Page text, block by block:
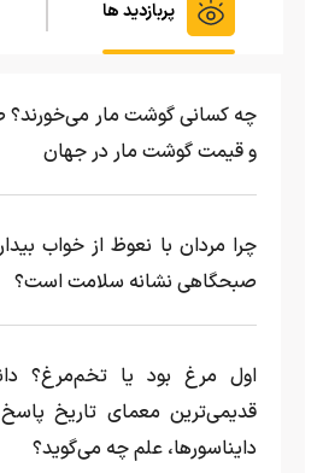
پربازدید ها
چه کسانی گوشت مار
و قیمت گوشت مار در جهان
چرا مردان با نعوظ از خواب
صبحگاهی نشانه سلامت است؟
اول مرغ بود یا تخم‌مرغ؟
قدیمی‌ترین معمای تاریخ پاسخ
دایناسورها، علم چه می‌گوید؟